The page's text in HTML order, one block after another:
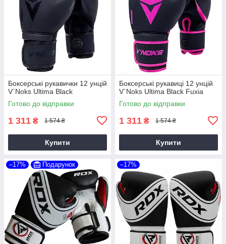
Боксерські рукавички 12 унцій
V`Noks Ultima Black
Готово до відправки
1 311 ₴ 1 574 ₴
Купити
Боксерські рукавиці 12 унцій
V`Noks Ultima Black Fuxia
Готово до відправки
1 311 ₴ 1 574 ₴
Купити
–17% Подарунок –17%